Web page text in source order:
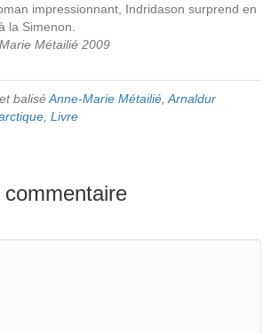
impressionnant, Indridason surprend en
la Simenon.
Métailié 2009
et baliséAnne-Marie Métailié Arnaldur
Livre